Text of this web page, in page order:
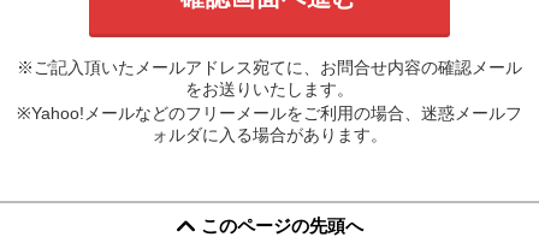
※ご記入頂いたメールアドレス宛てに、お問合せ内容の確認メール
をお送りいたします。
※Yahoo!メールなどのフリーメールをご利用の場合、迷惑メールフ
ォルダに入る場合があります。
このページの先頭へ